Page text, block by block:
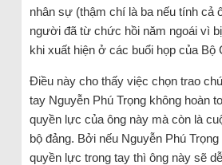
nhân sự (thậm chí là ba nếu tính cả
người đã từ chức hồi năm ngoái vì
khi xuất hiện ở các buổi họp của Bộ
Điều này cho thấy việc chọn trao
tay Nguyễn Phú Trọng không hoàn
quyền lực của ông này mà còn là
bộ đảng. Bởi nếu Nguyễn Phú
quyền lực trong tay thì ông này sẽ